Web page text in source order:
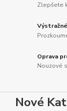
Zlepšete
Oprava
Nouzové
Nové